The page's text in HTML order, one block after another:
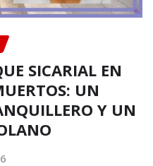
SICARIAL EN
UN
Y UN